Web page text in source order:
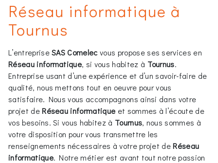
Réseau informatique à
Tournus
L’entrepriseSAS Comelecvous propose ses services en
Réseau informatique, si vous habitez à Tournus.
Entreprise usant d’une expérience et d’un savoir-faire de
qualité, nous mettons tout en oeuvre pour vous
satisfaire. Nous vous accompagnons ainsi dans votre
projet deRéseau informatique et sommes à l’écoute de
vos besoins. Si vous habitez à Tournus, nous sommes à
votre disposition pour vous transmettre les
renseignements nécessaires à votre projet deRéseau
informatique. Notre métier est avant tout notre passion